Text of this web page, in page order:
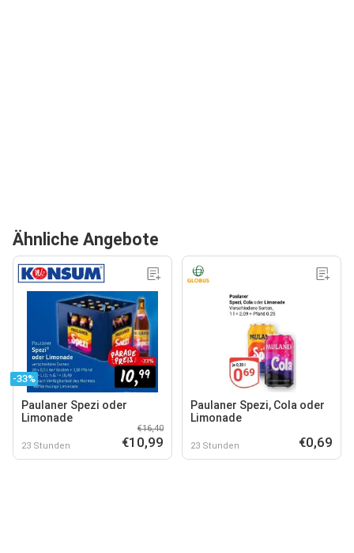
Ähnliche Angebote
-33%
Paulaner Spezi oder
Limonade
23 Stunden
€16,40
€10,99
Paulaner Spezi, Cola oder
Limonade
23 Stunden €0,69